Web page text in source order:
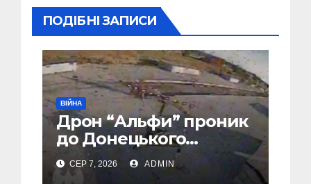
ПОДІБНІ ЗАПИСИ
ВІЙНА
Дрон “Альфи” проник
до Донецького
аеропорту та спалив
“Шахед” ще до запуску
СЕР 7, 2026 ADMIN